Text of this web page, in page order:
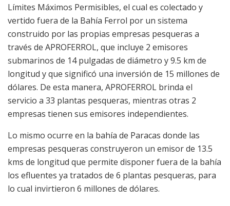
Límites Máximos Permisibles, el cual es colectado y
vertido fuera de la Bahía Ferrol por un sistema
construido por las propias empresas pesqueras a
través de APROFERROL, que incluye 2 emisores
submarinos de 14 pulgadas de diámetro y 9.5 km de
longitud y que significó una inversión de 15 millones de
dólares. De esta manera, APROFERROL brinda el
servicio a 33 plantas pesqueras, mientras otras 2
empresas tienen sus emisores independientes.
Lo mismo ocurre en la bahía de Paracas donde las
empresas pesqueras construyeron un emisor de 13.5
kms de longitud que permite disponer fuera de la bahía
los efluentes ya tratados de 6 plantas pesqueras, para
lo cual invirtieron 6 millones de dólares.